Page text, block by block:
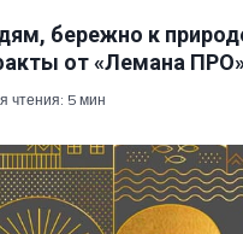
бережно к
от «Лемана
чтения: 5 мин